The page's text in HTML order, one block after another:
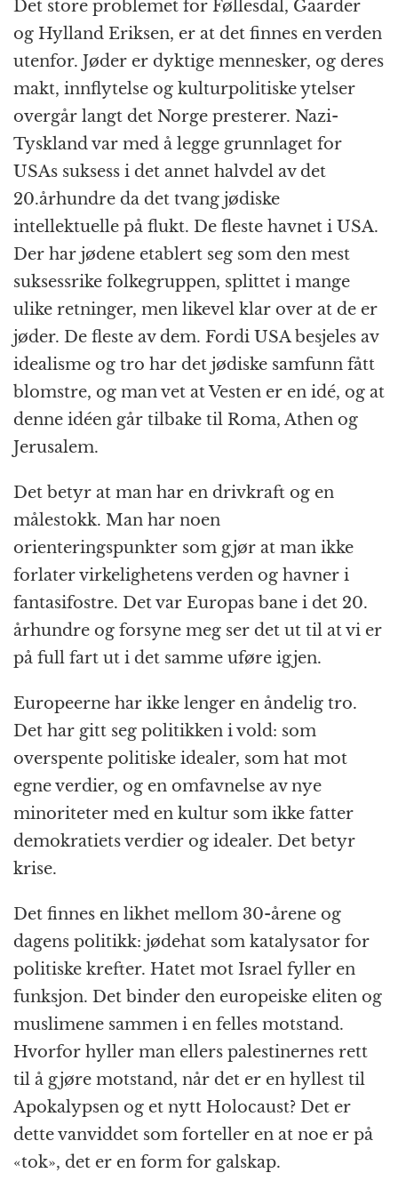
Det store problemet for Føllesdal, Gaarder
og Hylland Eriksen, er at det finnes en verden
utenfor. Jøder er dyktige mennesker, og deres
makt, innflytelse og kulturpolitiske ytelser
overgår langt det Norge presterer. Nazi-
Tyskland var med å legge grunnlaget for
USAs suksess i det annet halvdel av det
20.århundre da det tvang jødiske
intellektuelle på flukt. De fleste havnet i USA.
Der har jødene etablert seg som den mest
suksessrike folkegruppen, splittet i mange
ulike retninger, men likevel klar over at de er
jøder. De fleste av dem. Fordi USA besjeles av
idealisme og tro har det jødiske samfunn fått
blomstre, og man vet at Vesten er en idé, og at
denne idéen går tilbake til Roma, Athen og
Jerusalem.
Det betyr at man har en drivkraft og en
målestokk. Man har noen
orienteringspunkter som gjør at man ikke
forlater virkelighetens verden og havner i
fantasifostre. Det var Europas bane i det 20.
århundre og forsyne meg ser det ut til at vi er
på full fart ut i det samme uføre igjen.
Europeerne har ikke lenger en åndelig tro.
Det har gitt seg politikken i vold: som
overspente politiske idealer, som hat mot
egne verdier, og en omfavnelse av nye
minoriteter med en kultur som ikke fatter
demokratiets verdier og idealer. Det betyr
krise.
Det finnes en likhet mellom 30-årene og
dagens politikk: jødehat som katalysator for
politiske krefter. Hatet mot Israel fyller en
funksjon. Det binder den europeiske eliten og
muslimene sammen i en felles motstand.
Hvorfor hyller man ellers palestinernes rett
til å gjøre motstand, når det er en hyllest til
Apokalypsen og et nytt Holocaust? Det er
dette vanviddet som forteller en at noe er på
«tok», det er en form for galskap.